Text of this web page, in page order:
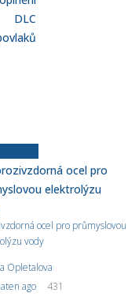
DLC
ocel pro průmyslovou
vody
Opletalova
ago
431